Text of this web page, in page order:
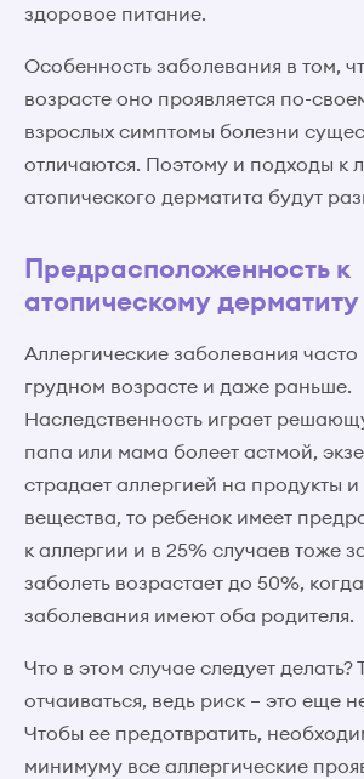
здоровое питание.
Особенность заболевания в том,
возрасте оно проявляется по-
взрослых симптомы болезни
отличаются. Поэтому и подходы к
атопического дерматита будут
Предрасположенность к
атопическому дерматиту
Аллергические заболевания
грудном возрасте и даже раньше.
Наследственность играет
папа или мама болеет астмой,
страдает аллергией на продукты и
вещества, то ребенок имеет
к аллергии и в 25% случаев тоже
заболеть возрастает до 50%,
заболевания имеют оба родителя.
Что в этом случае следует делать?
отчаиваться, ведь риск – это еще
Чтобы ее предотвратить,
минимуму все аллергические